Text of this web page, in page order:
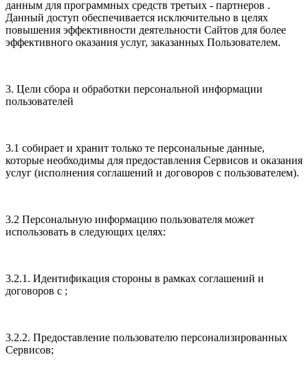
данным для программных средств третьих - партнеров .
Данный доступ обеспечивается исключительно в целях
повышения эффективности деятельности Сайтов для более
эффективного оказания услуг, заказанных Пользователем.
3. Цели сбора и обработки персональной информации
пользователей
3.1 собирает и хранит только те персональные данные,
которые необходимы для предоставления Сервисов и оказания
услуг (исполнения соглашений и договоров с пользователем).
3.2 Персональную информацию пользователя может
использовать в следующих целях:
3.2.1. Идентификация стороны в рамках соглашений и
договоров с ;
3.2.2. Предоставление пользователю персонализированных
Сервисов;